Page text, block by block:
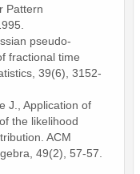
Pattern
pseudo-
fractional time
39(6), 3152-
J., Application of
the likelihood
ACM
49(2), 57-57.